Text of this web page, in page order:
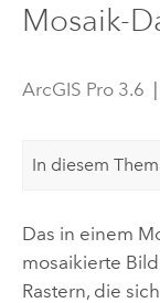
Mosaik-
ArcGIS Pro 3.6
In diesem
Das in einem
mosaikierte
Rastern, die